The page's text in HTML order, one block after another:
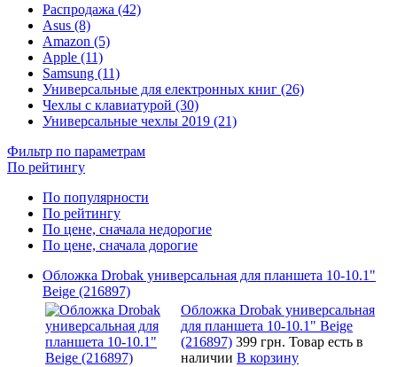
Распродажа (42)
Asus (8)
Amazon (5)
Apple (11)
Samsung (11)
Универсальные для електронных книг (26)
Чехлы с клавиатурой (30)
Универсальные чехлы 2019 (21)
Фильтр по параметрам
По рейтингу
По популярности
По рейтингу
По цене, сначала недорогие
По цене, сначала дорогие
Обложка Drobak универсальная для планшета 10-10.1"
Beige (216897)
Обложка Drobak универсальная
для планшета 10-10.1" Beige
(216897) 399 грн. Товар есть в
наличии В корзину